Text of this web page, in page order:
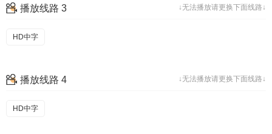
↓无法播放请更换下面线路↓
播放线路 3
HD中字
↓无法播放请更换下面线路↓
播放线路 4
HD中字